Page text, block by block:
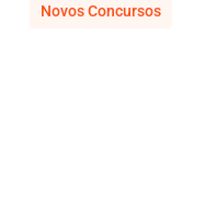
Novos Concursos